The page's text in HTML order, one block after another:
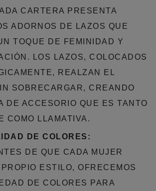
CARTERA PRESENTA
ADORNOS DE LAZOS QUE
TOQUE DE FEMINIDAD Y
LOS LAZOS, COLOCADOS
REALZAN EL
SOBRECARGAR, CREANDO
DE ACCESORIO QUE ES TANTO
COMO LLAMATIVA.
DE COLORES:
DE QUE CADA MUJER
ESTILO, OFRECEMOS
DE COLORES PARA